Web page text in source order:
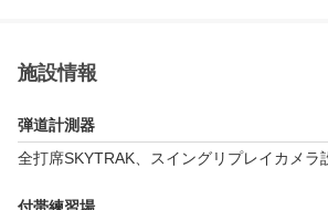
施設情報
弾道計測器
全打席SKYTRAK、スイングリプレイカメラ